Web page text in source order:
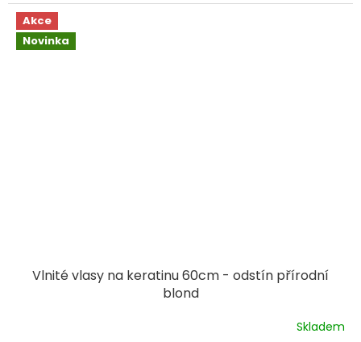
Akce
Novinka
Vlnité vlasy na keratinu 60cm - odstín přírodní
blond
Skladem